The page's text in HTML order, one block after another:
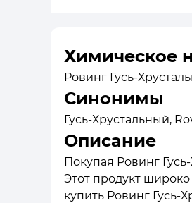
Химическое
Ровинг Гусь-
Синонимы
Гусь-Хрустальный,
Описание
Покупая Ровинг
Этот продукт
купить Ровинг